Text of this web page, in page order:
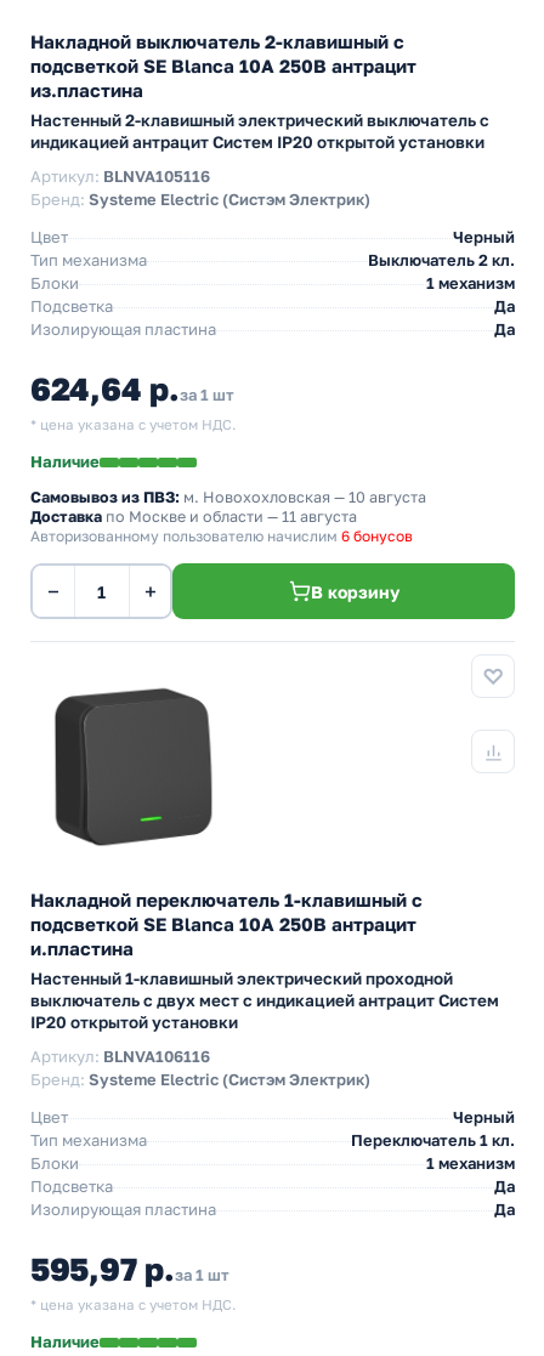
Накладной выключатель 2-клавишный с
подсветкой SE Blanca 10А 250В антрацит
из.пластина
Настенный 2-клавишный электрический выключатель с
индикацией антрацит Cистем IP20 открытой установки
Артикул: BLNVA105116
Бренд: Systeme Electric (Систэм Электрик)
Цвет
Черный
Тип механизма
Выключатель 2 кл.
Блоки
1 механизм
Подсветка
Да
Изолирующая пластина
Да
624,64 р.за 1 шт
* цена указана с учетом НДС.
Наличие
Самовывоз из ПВЗ: м. Новохохловская — 10 августа
Доставка по Москве и области — 11 августа
Авторизованному пользователю начислим 6 бонусов
− + В корзину
Накладной переключатель 1-клавишный с
подсветкой SE Blanca 10А 250В антрацит
и.пластина
Настенный 1-клавишный электрический проходной
выключатель с двух мест с индикацией антрацит Систем
IP20 открытой установки
Артикул: BLNVA106116
Бренд: Systeme Electric (Систэм Электрик)
Цвет
Черный
Тип механизма
Переключатель 1 кл.
Блоки
1 механизм
Подсветка
Да
Изолирующая пластина
Да
595,97 р.за 1 шт
* цена указана с учетом НДС.
Наличие